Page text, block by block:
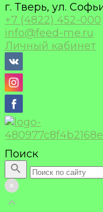
г. Тверь, ул.
+7 (4822) 452-000
info@feed-me.ru
Личный кабинет
Поиск